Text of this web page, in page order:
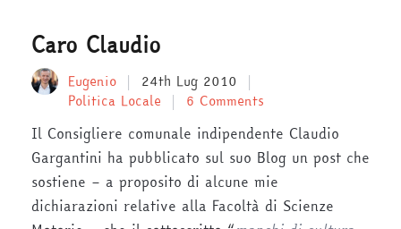
Caro Claudio
Eugenio
24th Lug 2010
Politica Locale
6 Comments
Il Consigliere comunale indipendente Claudio
Gargantini ha pubblicato sul suo Blog un post che
sostiene – a proposito di alcune mie
dichiarazioni relative alla Facoltà di Scienze